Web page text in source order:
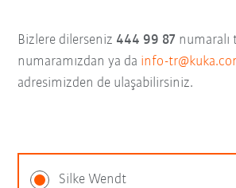
Bizlere dilerseniz 444 99 87 numaralı
numaramızdan ya da info-
adresimizden de ulaşabilirsiniz.
Silke Wendt